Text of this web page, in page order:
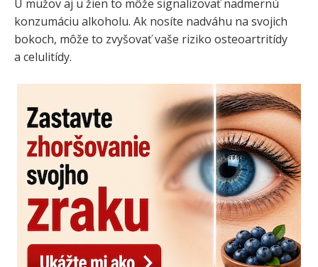
U mužov aj u žien to môže signalizovať nadmernú
konzumáciu alkoholu. Ak nosíte nadváhu na svojich
bokoch, môže to zvyšovať vaše riziko osteoartritídy
a celulitídy.